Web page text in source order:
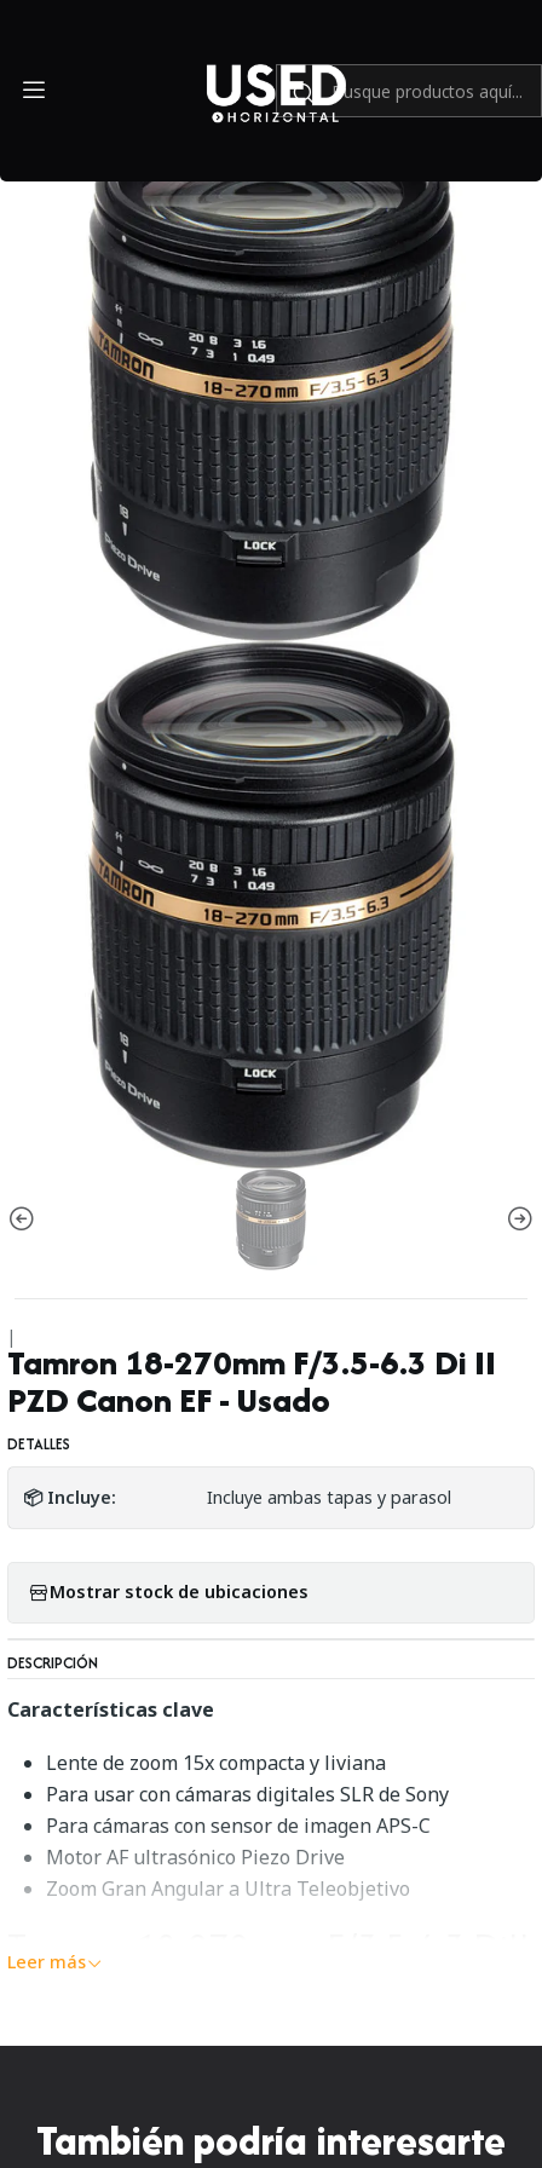
|
Tamron 18-270mm F/3.5-6.3 Di II
PZD Canon EF - Usado
DETALLES
📦 Incluye: Incluye ambas tapas y parasol
Mostrar stock de ubicaciones
DESCRIPCIÓN
Características clave
Lente de zoom 15x compacta y liviana
Para usar con cámaras digitales SLR de Sony
Para cámaras con sensor de imagen APS-C
Motor AF ultrasónico Piezo Drive
Zoom Gran Angular a Ultra Teleobjetivo
Tamron 18-270 mm F/3.5-6.3 DiII
PZD Resumen
utilizan los sensores de imagen APS-C más compactos. La
distancia focal de este objetivo es equivalente a aprox. 28-
Leer más
También podría interesarte